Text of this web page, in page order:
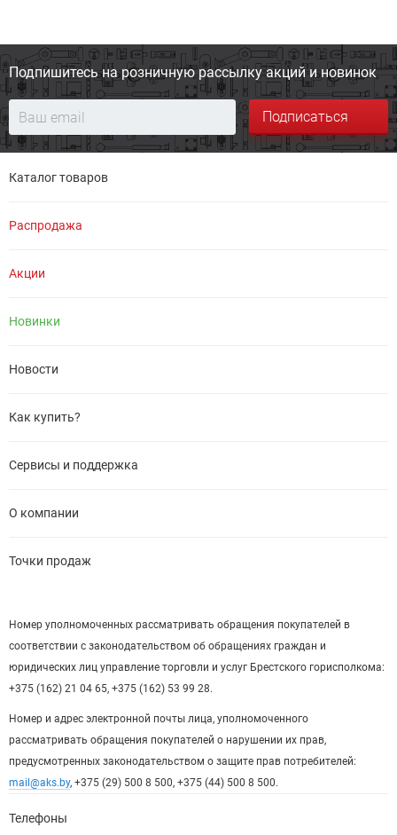
Подпишитесь на розничную рассылку акций и новинок
Подписаться
Каталог товаров
Распродажа
Акции
Новинки
Новости
Как купить?
Сервисы и поддержка
О компании
Точки продаж
Номер уполномоченных рассматривать обращения покупателей в
соответствии с законодательством об обращениях граждан и
юридических лиц управление торговли и услуг Брестского горисполкома:
+375 (162) 21 04 65, +375 (162) 53 99 28.
Номер и адрес электронной почты лица, уполномоченного
рассматривать обращения покупателей о нарушении их прав,
предусмотренных законодательством о защите прав потребителей:
mail@aks.by, +375 (29) 500 8 500, +375 (44) 500 8 500.
Телефоны